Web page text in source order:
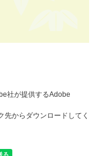
社が提供するAdobe
からダウンロードしてく